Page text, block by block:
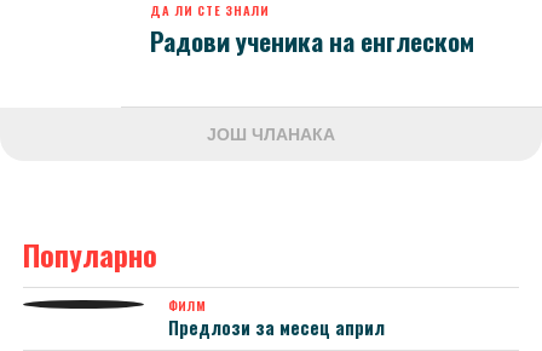
ДА ЛИ СТЕ ЗНАЛИ
Радови ученика на енглеском
ЈОШ ЧЛАНАКА
Популарно
ФИЛМ
Предлози за месец април